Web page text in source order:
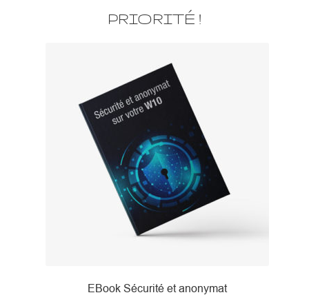
PRIORITÉ !
EBook Sécurité et anonymat